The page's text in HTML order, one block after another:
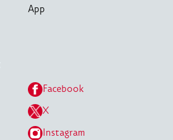
App
Facebook
X
Instagram